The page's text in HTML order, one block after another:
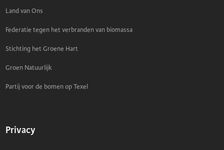
Land van Ons
Federatie tegen het verbranden van biomassa
Stichting het Groene Hart
Groen Natuurlijk
Partij voor de bomen op Texel
Privacy